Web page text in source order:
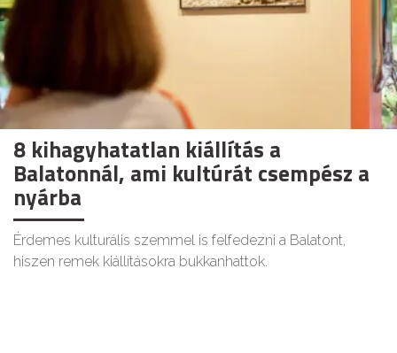
8 kihagyhatatlan kiállítás a
Balatonnál, ami kultúrát csempész a
nyárba
Érdemes kulturális szemmel is felfedezni a Balatont,
hiszen remek kiállításokra bukkanhattok.